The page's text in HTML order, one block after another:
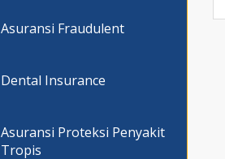
Asuransi Fraudulent
Dental Insurance
Asuransi Proteksi Penyakit
Tropis